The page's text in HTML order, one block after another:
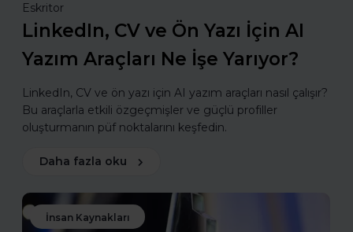
Eskritor
LinkedIn, CV ve Ön Yazı İçin AI
Yazım Araçları Ne İşe Yarıyor?
LinkedIn, CV ve ön yazı için AI yazım araçları nasıl çalışır?
Bu araçlarla etkili özgeçmişler ve güçlü profiller
oluşturmanın püf noktalarını keşfedin.
Daha fazla oku
İnsan Kaynakları